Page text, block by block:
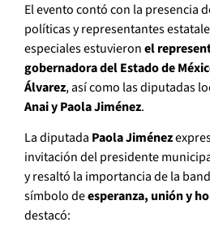
El evento contó con la presencia
políticas y representantes
especiales estuvieronel
gobernadora del Estado de
Álvarez, así como las diputadas
Anai y Paola Jiménez.
La diputada Paola Jiménez
invitación del presidente
y resaltó la importancia de la
símbolo deesperanza, unión y
destacó: